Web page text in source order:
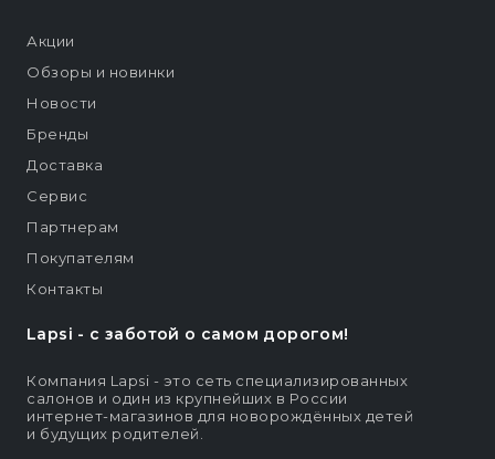
Lapsi - c заботой о самом дорогом!
Компания Lapsi - это сеть специализированных
салонов и один из крупнейших в России
интернет-магазинов для новорождённых детей
и будущих родителей.
Акции
Обзоры и новинки
Новости
Бренды
Доставка
Сервис
Партнерам
Покупателям
Контакты